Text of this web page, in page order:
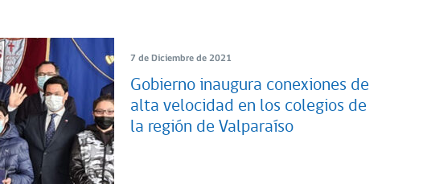
7 de Diciembre de 2021
Gobierno inaugura conexiones de
alta velocidad en los colegios de
la región de Valparaíso